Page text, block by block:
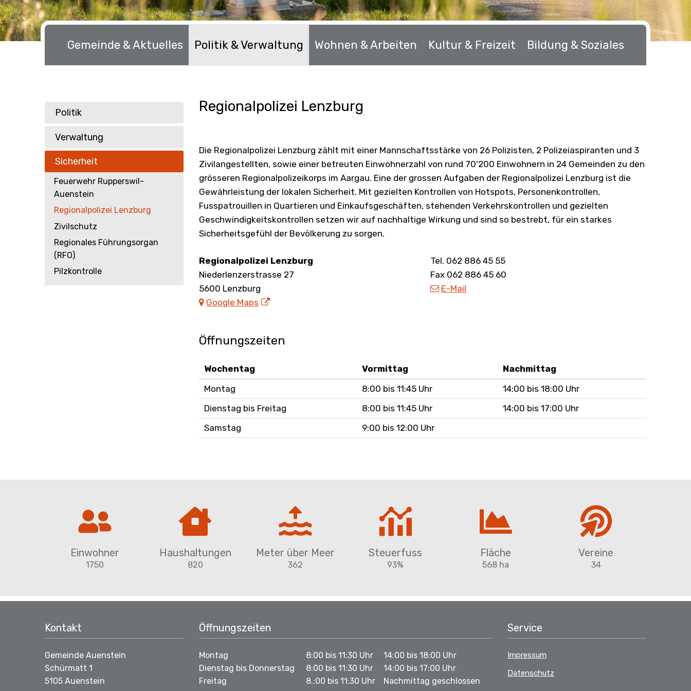
Hauptnavigation
Gemeinde & Aktuelles Politik & Verwaltung Wohnen & Arbeiten Kultur & Freizeit Bildung & Soziales
Regionalpolizei Lenzburg
Die Regionalpolizei Lenzburg zählt mit einer Mannschaftsstärke von 26 Polizisten, 2 Polizeiaspiranten und 3
Zivilangestellten, sowie einer betreuten Einwohnerzahl von rund 70'200 Einwohnern in 24 Gemeinden zu den
grösseren Regionalpolizeikorps im Aargau. Eine der grossen Aufgaben der Regionalpolizei Lenzburg ist die
Gewährleistung der lokalen Sicherheit. Mit gezielten Kontrollen von Hotspots, Personenkontrollen,
Fusspatrouillen in Quartieren und Einkaufsgeschäften, stehenden Verkehrskontrollen und gezielten
Geschwindigkeitskontrollen setzen wir auf nachhaltige Wirkung und sind so bestrebt, für ein starkes
Sicherheitsgefühl der Bevölkerung zu sorgen.
Adresse
Regionalpolizei Lenzburg
Niederlenzerstrasse 27
5600 Lenzburg
Google Maps
Tel. 062 886 45 55
Fax 062 886 45 60
E-Mail
Öffnungszeiten
Wochentag Vormittag
Nachmittag
Montag
8:00 bis 11:45 Uhr
14:00 bis 18:00 Uhr
Dienstag bis Freitag
8:00 bis 11:45 Uhr
14:00 bis 17:00 Uhr
Samstag
9:00 bis 12:00 Uhr
Sie befinden sich hier:
Politik & Verwaltung
Politik
Verwaltung
Sicherheit
Feuerwehr Rupperswil-
Auenstein
Regionalpolizei Lenzburg
Zivilschutz
Regionales Führungsorgan
(RFO)
Pilzkontrolle
Schnellzugriff
Einwohner
1750
Haushaltungen
820
Meter über Meer
362
Steuerfuss
93%
Fläche
568 ha
Vereine
34
Footer
Kontakt
Gemeinde Auenstein
Schürmatt 1
5105 Auenstein
Öffnungszeiten
Montag 8:00 bis 11:30 Uhr
14:00 bis 18:00 Uhr
Dienstag bis Donnerstag
8:00 bis 11:30 Uhr
14:00 bis 17:00 Uhr
Freitag
8.:00 bis 11:30 Uhr Nachmittag geschlossen
Service
Impressum
Datenschutz